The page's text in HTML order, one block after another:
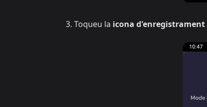
Toqueu la icona d'enregistrament